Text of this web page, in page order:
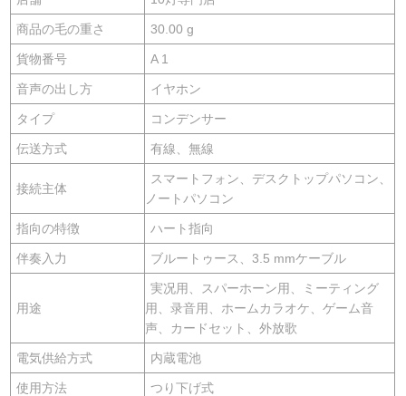
商品の毛の重さ 30.00 g
貨物番号 A 1
音声の出し方 イヤホン
タイプ コンデンサー
伝送方式 有線、無線
接続主体
スマートフォン、デスクトップパソコン、
ノートパソコン
指向の特徴 ハート指向
伴奏入力 ブルートゥース、3.5 mmケーブル
用途
実况用、スパーホーン用、ミーティング
用、录音用、ホームカラオケ、ゲーム音
声、カードセット、外放歌
電気供給方式 内蔵電池
使用方法 つり下げ式